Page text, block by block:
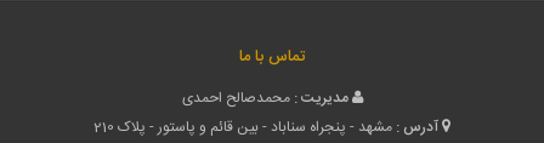
تماس با ما
مدیریت : محمدصالح احمدی
آدرس : مشهد - پنجراه سناباد - بین قائم و پاستور - پلاک 210